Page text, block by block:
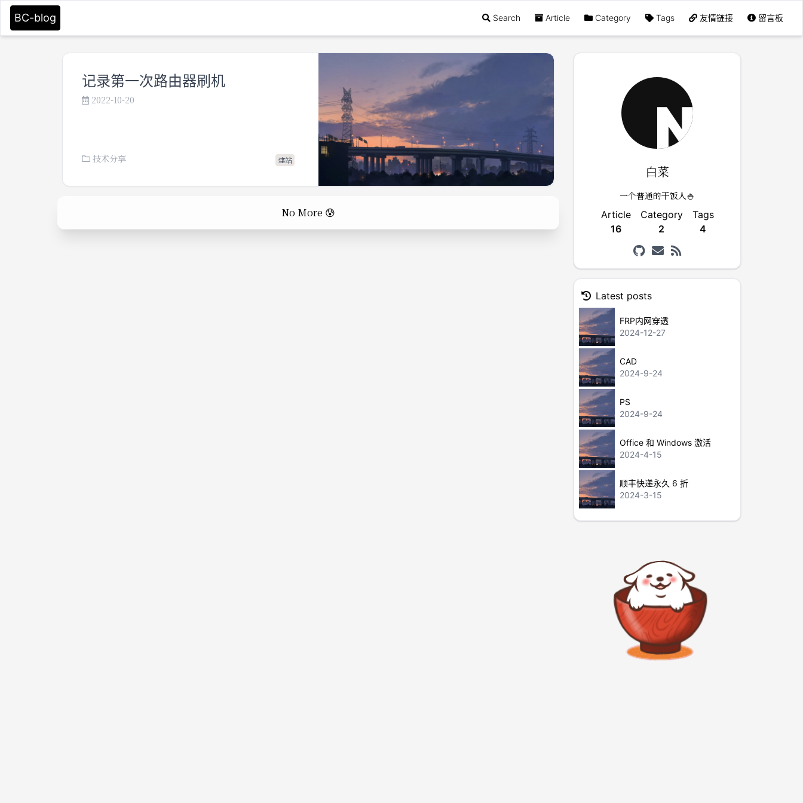
BC-blog Search Article Category Tags 友情链接 留言板
记录第一次路由器刷机
2022-10-20
技术分享 建站
No More 😰
白菜
一个普通的干饭人🍚
Article
16
Category
2
Tags
4
Latest posts
FRP内网穿透
2024-12-27
CAD
2024-9-24
PS
2024-9-24
Office 和 Windows 激活
2024-4-15
顺丰快递永久 6 折
2024-3-15